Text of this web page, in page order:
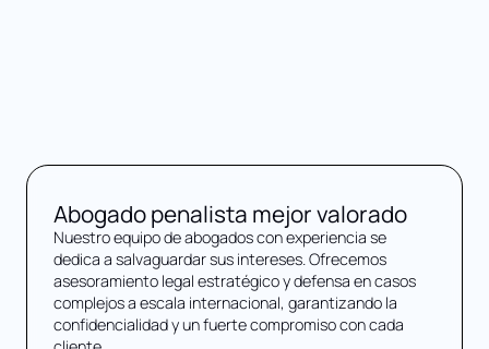
Abogado penalista mejor valorado
Nuestro equipo de abogados con experiencia se
dedica a salvaguardar sus intereses. Ofrecemos
asesoramiento legal estratégico y defensa en casos
complejos a escala internacional, garantizando la
confidencialidad y un fuerte compromiso con cada